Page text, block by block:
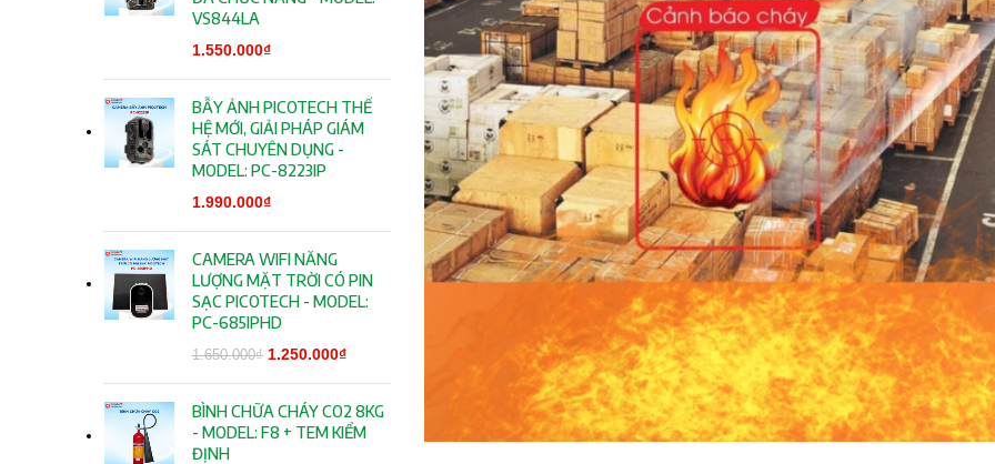
VS844LA
1.550.000₫
BẪY ẢNH PICOTECH THẾ
HỆ MỚI, GIẢI PHÁP GIÁM
SÁT CHUYÊN DỤNG -
MODEL: PC-8223IP
1.990.000₫
CAMERA WIFI NĂNG
LƯỢNG MẶT TRỜI CÓ PIN
SẠC PICOTECH - MODEL:
PC-685IPHD
1.650.000₫ Giá gốc là:
1.250.000₫
1.250.000₫.
BÌNH CHỮA CHÁY CO2 8KG
- MODEL: F8 + TEM KIỂM
ĐỊNH